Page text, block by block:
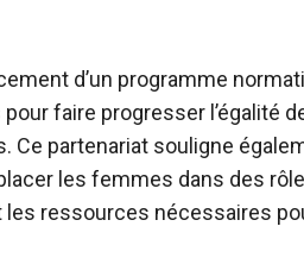
d’un programme
faire progresser l’égalité
partenariat souligne
les femmes dans des
ressources nécessaires